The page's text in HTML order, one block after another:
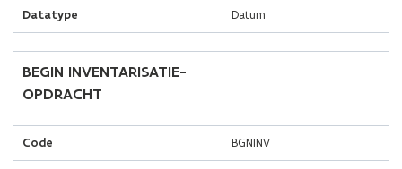
Datatype Datum
BEGIN INVENTARISATIE-
OPDRACHT
Code BGNINV